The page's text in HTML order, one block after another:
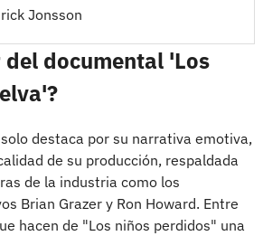
Jonsson
del documental 'Los
destaca por su narrativa emotiva,
de su producción, respaldada
de la industria como los
Brian Grazer y Ron Howard. Entre
hacen de "Los niños perdidos" una